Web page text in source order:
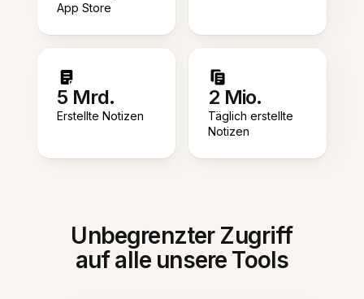
App Store
5 Mrd.
Erstellte Notizen
2 Mio.
Täglich erstellte
Notizen
Unbegrenzter Zugriff
auf alle unsere Tools